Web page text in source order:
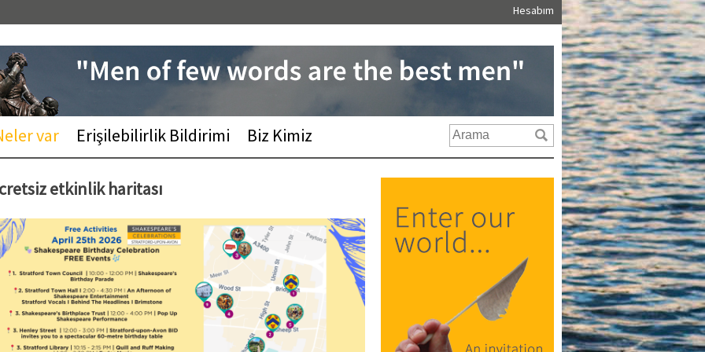
Hesabım
var Erişilebilirlik Bildirimi Biz Kimiz
etkinlik haritası